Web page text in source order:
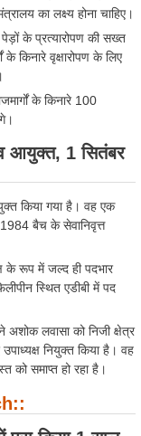
का लक्ष्य होना चाहिए।
के प्रत्यारोपण की सख्त
के किनारे वृक्षारोपण के लिए
के किनारे 100
आयुक्त, 1 सितंबर
किया गया है। वह एक
बैच के सेवानिवृत्त
के रूप में जल्द ही पदभार
स्थित एडीबी में पद
अशोक लवासा को निजी क्षेत्र
नियुक्त किया है। वह
को समाप्त हो रहा है।